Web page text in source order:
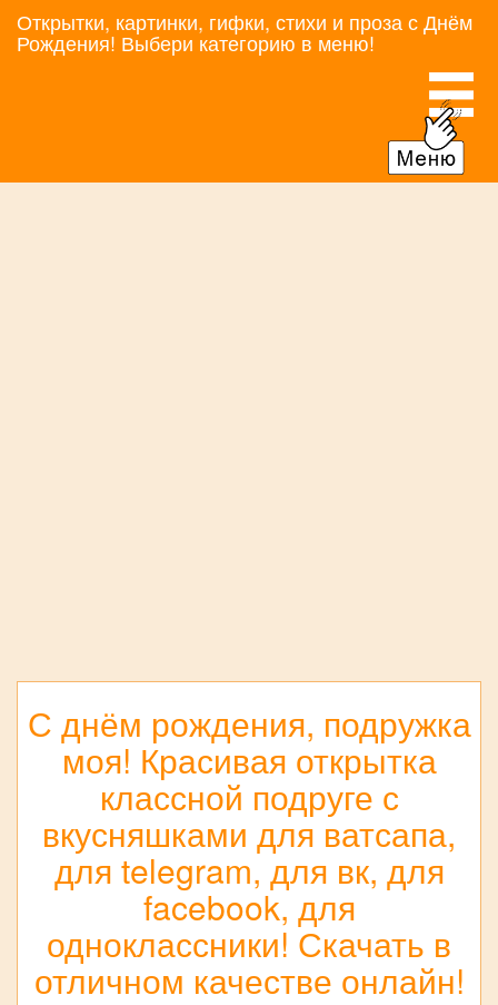
Открытки, картинки, гифки, стихи и проза с Днём
Рождения! Выбери категорию в меню!
С днём рождения, подружка
моя! Красивая открытка
классной подруге с
вкусняшками для ватсапа,
для telegram, для вк, для
facebook, для
одноклассники! Скачать в
отличном качестве онлайн!